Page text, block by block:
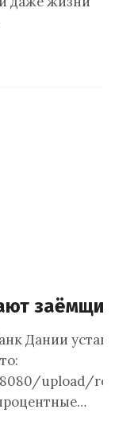
Дании
upload/